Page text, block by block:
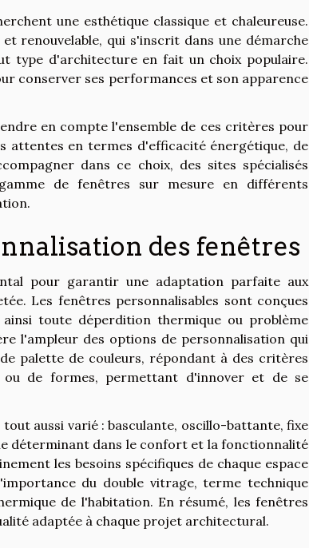
une esthétique classique et chaleureuse.
renouvelable, qui s'inscrit dans une démarche
type d'architecture en fait un choix populaire.
conserver ses performances et son apparence
en compte l'ensemble de ces critères pour
attentes en termes d'efficacité énergétique, de
dans ce choix, des sites spécialisés
de fenêtres sur mesure en différents
des fenêtres
pour garantir une adaptation parfaite aux
Les fenêtres personnalisables sont conçues
toute déperdition thermique ou problème
l'ampleur des options de personnalisation qui
palette de couleurs, répondant à des critères
de formes, permettant d'innover et de se
aussi varié : basculante, oscillo-battante, fixe
déterminant dans le confort et la fonctionnalité
les besoins spécifiques de chaque espace
du double vitrage, terme technique
de l'habitation. En résumé, les fenêtres
adaptée à chaque projet architectural.